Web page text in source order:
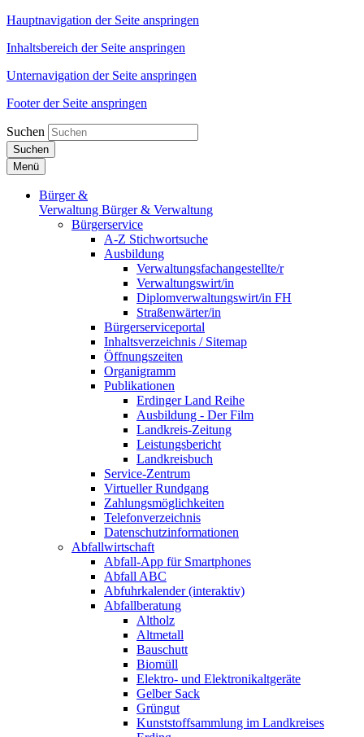
Hauptnavigation der Seite anspringen
Inhaltsbereich der Seite anspringen
Unternavigation der Seite anspringen
Footer der Seite anspringen
Suchen
Suchen
Menü
Bürger &
Verwaltung Bürger & Verwaltung
Bürgerservice
A-Z Stichwortsuche
Ausbildung
Verwaltungsfachangestellte/r
Verwaltungswirt/in
Diplomverwaltungswirt/in FH
Straßenwärter/in
Bürgerserviceportal
Inhaltsverzeichnis / Sitemap
Öffnungszeiten
Organigramm
Publikationen
Erdinger Land Reihe
Ausbildung - Der Film
Landkreis-Zeitung
Leistungsbericht
Landkreisbuch
Service-Zentrum
Virtueller Rundgang
Zahlungsmöglichkeiten
Telefonverzeichnis
Datenschutzinformationen
Abfallwirtschaft
Abfall-App für Smartphones
Abfall ABC
Abfuhrkalender (interaktiv)
Abfallberatung
Altholz
Altmetall
Bauschutt
Biomüll
Elektro- und Elektronikaltgeräte
Gelber Sack
Grüngut
Kunststoffsammlung im Landkreises